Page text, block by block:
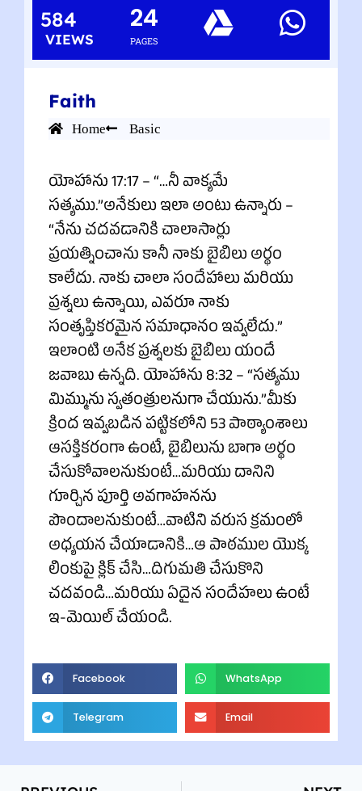
584
VIEWS PAGES
24
Faith
Home Basic
యోహాను 17:17 – “…నీ వాక్యమే
సత్యము.”అనేకులు ఇలా అంటు ఉన్నారు –
“నేను చదవడానికి చాలాసార్లు
ప్రయత్నించాను కానీ నాకు బైబిలు అర్థం
కాలేదు. నాకు చాలా సందేహాలు మరియు
ప్రశ్నలు ఉన్నాయి, ఎవరూ నాకు
సంతృప్తికరమైన సమాధానం ఇవ్వలేదు.”
ఇలాంటి అనేక ప్రశ్నలకు బైబిలు యందే
జవాబు ఉన్నది. యోహాను 8:32 – “సత్యము
మిమ్మును స్వతంత్రులనుగా చేయును.”మీకు
క్రింద ఇవ్వబడిన పట్టికలోని 53 పాఠ్యాంశాలు
ఆసక్తికరంగా ఉంటే, బైబిలును బాగా అర్థం
చేసుకోవాలనుకుంటే…మరియు దానిని
గూర్చిన పూర్తి అవగాహనను
పొందాలనుకుంటే…వాటిని వరుస క్రమంలో
అధ్యయన చేయాడానికి…ఆ పాఠముల యొక్క
లింకుపై క్లిక్ చేసి…దిగుమతి చేసుకొని
చదవండి…మరియు ఏదైన సందేహలు ఉంటే
ఇ-మెయిల్ చేయండి.
Facebook WhatsApp
Telegram Email